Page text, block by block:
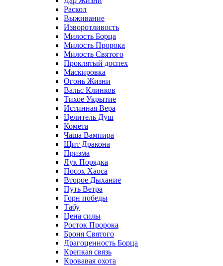
Раскол
Выживание
Изворотливость
Милость Борца
Милость Пророка
Милость Святого
Проклятый доспех
Маскировка
Огонь Жизни
Вальс Клинков
Тихое Укрытие
Истинная Вера
Целитель Душ
Комета
Чаша Вампира
Щит Дракона
Призма
Лук Порядка
Посох Хаоса
Второе Дыхание
Путь Ветра
Горн победы
Табу
Цена силы
Росток Пророка
Броня Святого
Драгоценность Борца
Крепкая связь
Кровавая охота